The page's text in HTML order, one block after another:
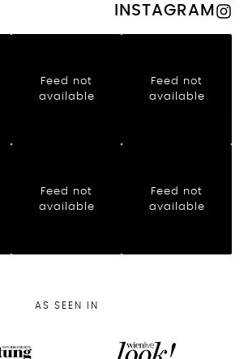
INSTAGRAM
Feed not
available
Feed not
available
Feed not
available
Feed not
available
AS SEEN IN